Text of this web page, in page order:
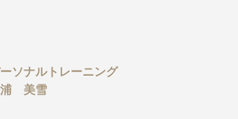
ソナルトレーニング
美雪